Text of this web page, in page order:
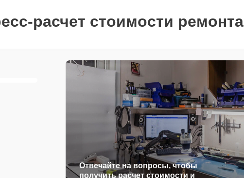
расчет стоимости ремонта
Отвечайте на вопросы, чтобы
получить расчет стоимости и